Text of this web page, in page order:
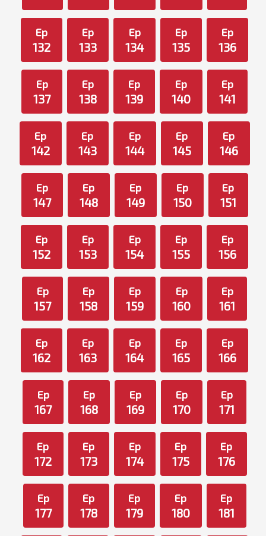
Ep
132
Ep
133
Ep
134
Ep
135
Ep
136
Ep
137
Ep
138
Ep
139
Ep
140
Ep
141
Ep
142
Ep
143
Ep
144
Ep
145
Ep
146
Ep
147
Ep
148
Ep
149
Ep
150
Ep
151
Ep
152
Ep
153
Ep
154
Ep
155
Ep
156
Ep
157
Ep
158
Ep
159
Ep
160
Ep
161
Ep
162
Ep
163
Ep
164
Ep
165
Ep
166
Ep
167
Ep
168
Ep
169
Ep
170
Ep
171
Ep
172
Ep
173
Ep
174
Ep
175
Ep
176
Ep
177
Ep
178
Ep
179
Ep
180
Ep
181